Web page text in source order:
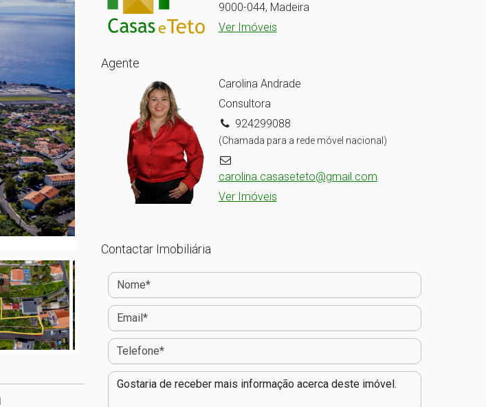
9000-044, Madeira
Ver Imóveis
Agente
Carolina Andrade
Consultora
924299088
(Chamada para a rede móvel nacional)
carolina.casaseteto@gmail.com
Ver Imóveis
Contactar Imobiliária